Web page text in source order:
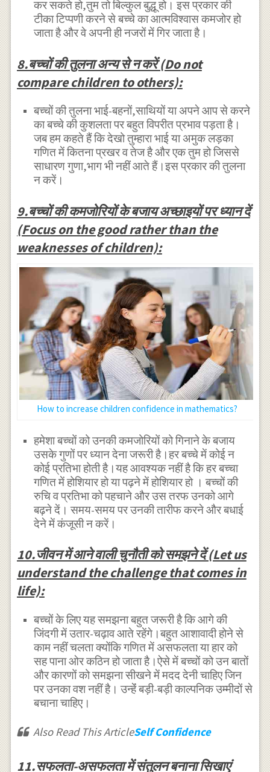
कर सकते हो,तुम तो बिल्कुल बुद्धू हो। इस प्रकार की
टीका टिप्पणी करने से बच्चे का आत्मविश्वास कमजोर हो
जाता है और वे अपनी ही नजरों में गिर जाता है।
8.बच्चों की तुलना अन्य से न करें (Do not
compare children to others):
बच्चों की तुलना भाई-बहनों,साथियों या अपने आप से करने
का बच्चे की कुशलता पर बहुत विपरीत प्रभाव पड़ता है।
जब हम कहते हैं कि देखो तुम्हारा भाई या अमुक लड़का
गणित में कितना प्रखर व तेज है और एक तुम हो जिससे
साधारण गुणा,भाग भी नहीं आते हैं।इस प्रकार की तुलना
न करें।
9.बच्चों की कमजोरियों के बजाय अच्छाइयों पर ध्यान दें
(Focus on the good rather than the
weaknesses of children):
How to increase children confidence in mathematics?
हमेशा बच्चों को उनकी कमजोरियों को गिनाने के बजाय
उसके गुणों पर ध्यान देना जरूरी है।हर बच्चे में कोई न
कोई प्रतिभा होती है।यह आवश्यक नहीं है कि हर बच्चा
गणित में होशियार हो या पढ़ने में होशियार हो । बच्चों की
रुचि व प्रतिभा को पहचाने और उस तरफ उनको आगे
बढ़ने दें। समय-समय पर उनकी तारीफ करने और बधाई
देने में कंजूसी न करें।
10.जीवन में आने वाली चुनौती को समझने दें (Let us
understand the challenge that comes in
life):
बच्चों के लिए यह समझना बहुत जरूरी है कि आगे की
जिंदगी में उतार-चढ़ाव आते रहेंगे।बहुत आशावादी होने से
काम नहीं चलता क्योंकि गणित में असफलता या हार को
सह पाना ओर कठिन हो जाता है।ऐसे में बच्चों को उन बातों
और कारणों को समझना सीखने में मदद देनी चाहिए जिन
पर उनका वश नहीं है। उन्हेंं बड़ी-बड़ी काल्पनिक उम्मीदों से
बचाना चाहिए।
Also Read This ArticleSelf Confidence
11.सफलता-असफलता में संतुलन बनाना सिखाएं